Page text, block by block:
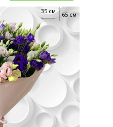
65 см
35 см